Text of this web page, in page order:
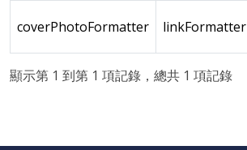
coverPhotoFormatter linkFormatter
顯示第 1 到第 1 項記錄，總共 1 項記錄